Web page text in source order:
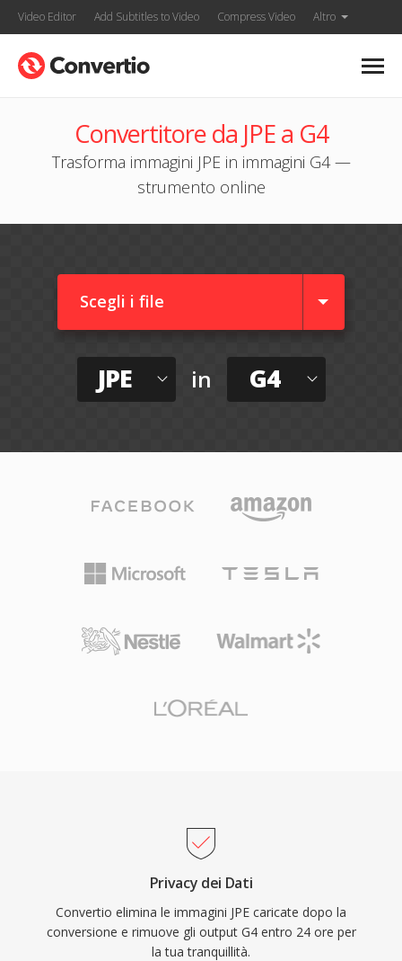
Video Editor Add Subtitles to Video Compress Video Altro
Convertitore da JPE a G4
Trasforma immagini JPE in immagini G4 —
strumento online
Scegli i file
JPE in G4
Privacy dei Dati
Convertio elimina le immagini JPE caricate dopo la
conversione e rimuove gli output G4 entro 24 ore per
la tua tranquillità.